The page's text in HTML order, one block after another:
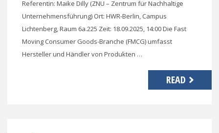
Referentin: Maike Dilly (ZNU – Zentrum für Nachhaltige
Unternehmensführung) Ort: HWR-Berlin, Campus
Lichtenberg, Raum 6a.225 Zeit: 18.09.2025, 14:00 Die Fast
Moving Consumer Goods-Branche (FMCG) umfasst
Hersteller und Händler von Produkten …
READ